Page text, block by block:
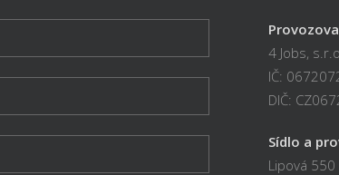
4 Jobs, s.r.o.
IČ:
DIČ:
Sídlo a
Lipová 550